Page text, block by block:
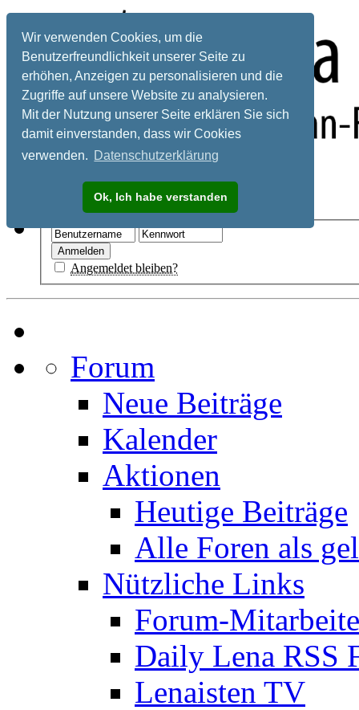
Wir verwenden Cookies, um die
Benutzerfreundlichkeit unserer Seite zu
erhöhen, Anzeigen zu personalisieren und die
Zugriffe auf unsere Website zu analysieren.
Mit der Nutzung unserer Seite erklären Sie sich
damit einverstanden, dass wir Cookies
verwenden. Datenschutzerklärung
Ok, Ich habe verstanden
Registrieren
Angemeldet bleiben?
Forum
Neue Beiträge
Kalender
Aktionen
Heutige Beiträge
Alle Foren als
Nützliche Links
Forum-
Daily Lena RSS
Lenaisten TV